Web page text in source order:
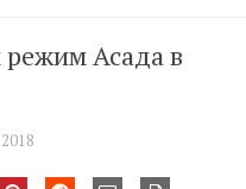
Асада в